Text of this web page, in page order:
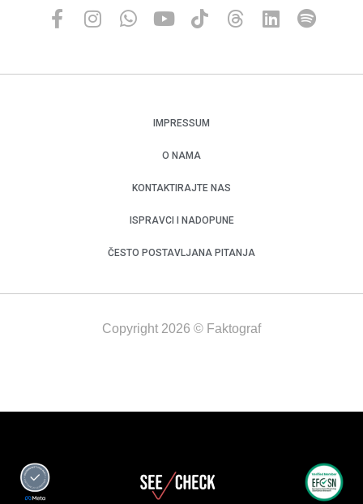
IMPRESSUM
O NAMA
KONTAKTIRAJTE NAS
ISPRAVCI I NADOPUNE
ČESTO POSTAVLJANA PITANJA
Copyright 2026 © Faktograf